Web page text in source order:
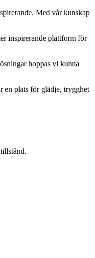
Med vår kunskap
inspirerande plattform för
hoppas vi kunna
en plats för glädje, trygghet